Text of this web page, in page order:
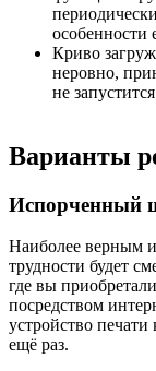
особенности
Криво
неровно,
не
Варианты
Испорченный
Наиболее верным
трудности будет
где вы
посредством
устройство
ещё раз.